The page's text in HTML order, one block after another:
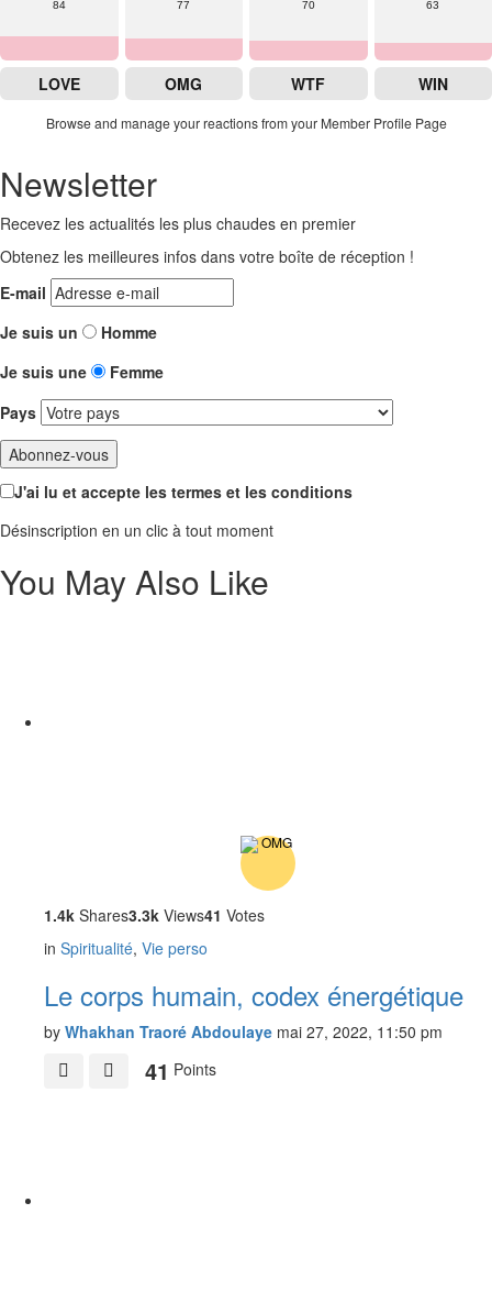
84
LOVE
77
OMG
70
WTF
63
WIN
Browse and manage your reactions from your Member Profile Page
Newsletter
Recevez les actualités les plus chaudes en premier
Obtenez les meilleures infos dans votre boîte de réception !
E-mail
Je suis un
Homme
Je suis une
Femme
Pays
J'ai lu et accepte les termes et les conditions
Désinscription en un clic à tout moment
You May Also Like
1.4k Shares3.3k Views41 Votes
in Spiritualité, Vie perso
Le corps humain, codex énergétique
by Whakhan Traoré Abdoulaye mai 27, 2022, 11:50 pm
41 Points